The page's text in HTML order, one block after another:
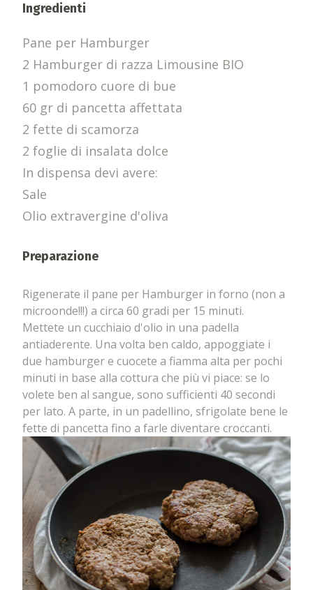
Ingredienti
Pane per Hamburger
2 Hamburger di razza Limousine BIO
1 pomodoro cuore di bue
60 gr di pancetta affettata
2 fette di scamorza
2 foglie di insalata dolce
In dispensa devi avere:
Sale
Olio extravergine d'oliva
Preparazione
Rigenerate il pane per Hamburger in forno (non a
microonde!!!) a circa 60 gradi per 15 minuti.
Mettete un cucchiaio d'olio in una padella
antiaderente. Una volta ben caldo, appoggiate i
due hamburger e cuocete a fiamma alta per pochi
minuti in base alla cottura che più vi piace: se lo
volete ben al sangue, sono sufficienti 40 secondi
per lato. A parte, in un padellino, sfrigolate bene le
fette di pancetta fino a farle diventare croccanti.